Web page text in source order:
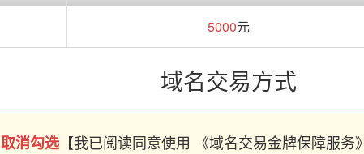
5000元
域名交易方式
取消勾选【我已阅读同意使用 《域名交易金牌保障服